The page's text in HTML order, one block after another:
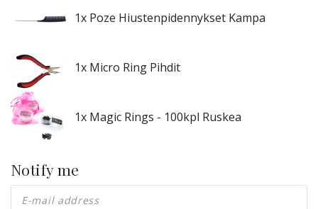
1x Poze Hiustenpidennykset Kampa
1x Micro Ring Pihdit
1x Magic Rings - 100kpl Ruskea
Notify me